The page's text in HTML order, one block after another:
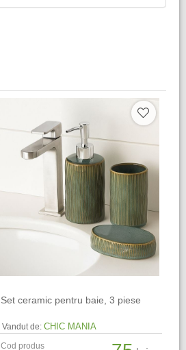
Set ceramic pentru baie, 3 piese
Vandut de: CHIC MANIA
Cod produs